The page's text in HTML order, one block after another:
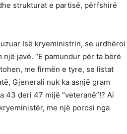
strukturat e partisë, përfshirë
Isë kryeministrin, se urdhëroi
javë. “E pamundur për ta bërë
me firmën e tyre, se listat
Gjenerali nuk ka asnjë gram
43 deri 47 mijë “veteranë”!? Ai
me një porosi nga